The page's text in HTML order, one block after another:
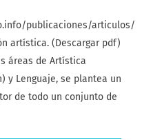
publicaciones/articulos/
artística. (Descargar pdf)
áreas de Artística
y Lenguaje, se plantea un
de todo un conjunto de